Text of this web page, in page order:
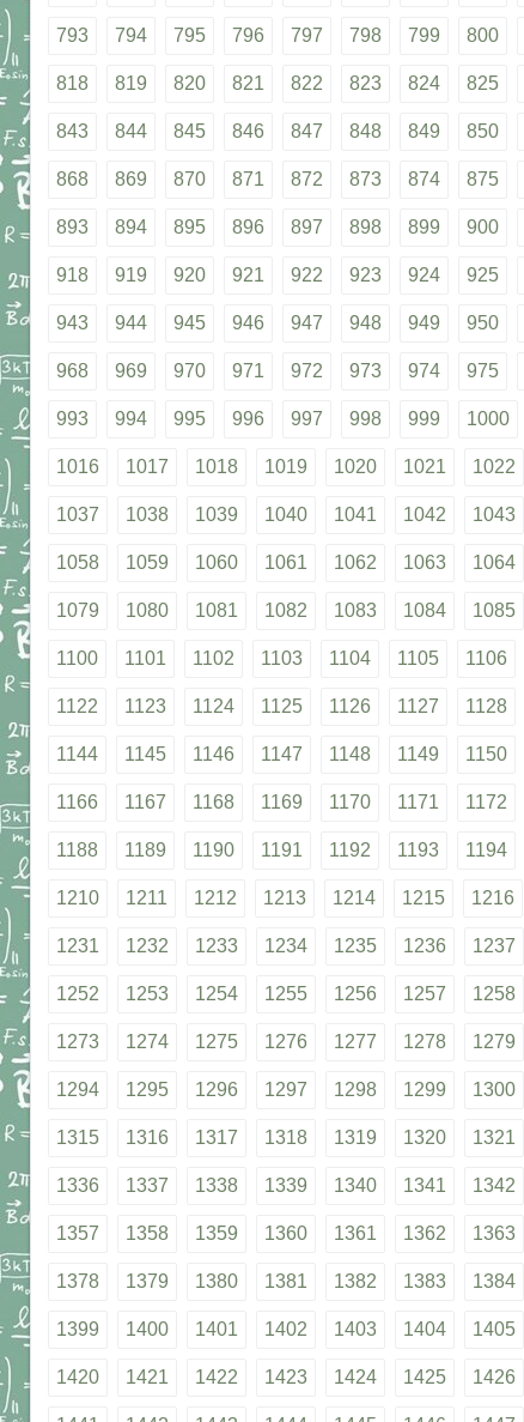
793 794 795 796 797 798 799 800
818 819 820 821 822 823 824 825
843 844 845 846 847 848 849 850
868 869 870 871 872 873 874 875
893 894 895 896 897 898 899 900
918 919 920 921 922 923 924 925
943 944 945 946 947 948 949 950
968 969 970 971 972 973 974 975
993 994 995 996 997 998 999 1000
1016 1017 1018 1019 1020 1021 1022
1037 1038 1039 1040 1041 1042 1043
1058 1059 1060 1061 1062 1063 1064
1079 1080 1081 1082 1083 1084 1085
1100 1101 1102 1103 1104 1105 1106
1122 1123 1124 1125 1126 1127 1128
1144 1145 1146 1147 1148 1149 1150
1166 1167 1168 1169 1170 1171 1172
1188 1189 1190 1191 1192 1193 1194
1210 1211 1212 1213 1214 1215 1216
1231 1232 1233 1234 1235 1236 1237
1252 1253 1254 1255 1256 1257 1258
1273 1274 1275 1276 1277 1278 1279
1294 1295 1296 1297 1298 1299 1300
1315 1316 1317 1318 1319 1320 1321
1336 1337 1338 1339 1340 1341 1342
1357 1358 1359 1360 1361 1362 1363
1378 1379 1380 1381 1382 1383 1384
1399 1400 1401 1402 1403 1404 1405
1420 1421 1422 1423 1424 1425 1426